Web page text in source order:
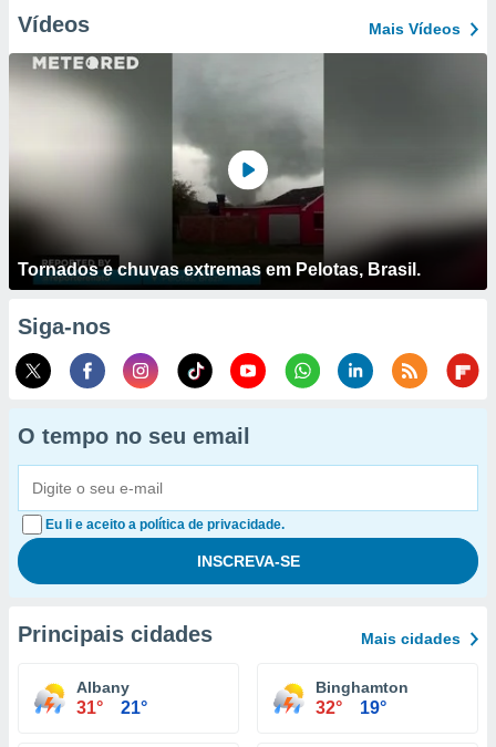
Vídeos Mais Vídeos
Tornados e chuvas extremas em Pelotas, Brasil.
Siga-nos
O tempo no seu email
Eu li e aceito a política de privacidade.
Principais cidades Mais cidades
Albany
31° 21°
Binghamton
32° 19°